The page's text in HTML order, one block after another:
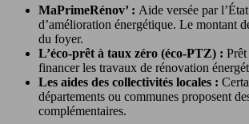
MaPrimeRénov’ : Aide versée par
d’amélioration énergétique. Le montant
du foyer.
L’éco-prêt à taux zéro (éco-PTZ) :
financer les travaux de rénovation
Les aides des collectivités locales :
départements ou communes proposent
complémentaires.